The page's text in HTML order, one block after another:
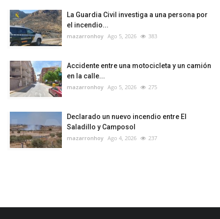
La Guardia Civil investiga a una persona por
el incendio...
mazarronhoy Ago 5, 2026 383
Accidente entre una motocicleta y un camión
en la calle...
mazarronhoy Ago 5, 2026 275
Declarado un nuevo incendio entre El
Saladillo y Camposol
mazarronhoy Ago 4, 2026 237